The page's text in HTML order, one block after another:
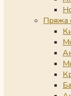
Пряжа